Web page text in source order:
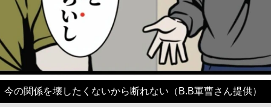
今の関係を壊したくないから断れない（B.B軍曹さん提供）